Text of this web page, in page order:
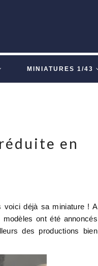
MINIATURES 1/43
en
voici déjà sa miniature ! A
ont été annoncés
des productions bien